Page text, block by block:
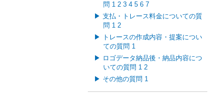
問 1 2 3 4 5 6 7
▶ 支払・トレース料金についての質
問 1 2
▶
トレースの作成内容・提案につい
ての質問 1
▶ ロゴデータ納品後・納品内容につ
いての質問 1 2
▶ その他の質問 1